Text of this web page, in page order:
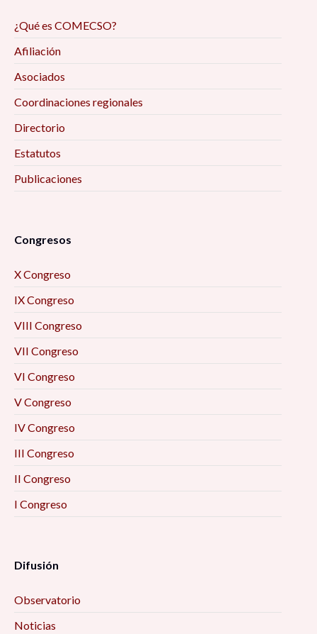
¿Qué es COMECSO?
Afiliación
Asociados
Coordinaciones regionales
Directorio
Estatutos
Publicaciones
Congresos
X Congreso
IX Congreso
VIII Congreso
VII Congreso
VI Congreso
V Congreso
IV Congreso
III Congreso
II Congreso
I Congreso
Difusión
Observatorio
Noticias